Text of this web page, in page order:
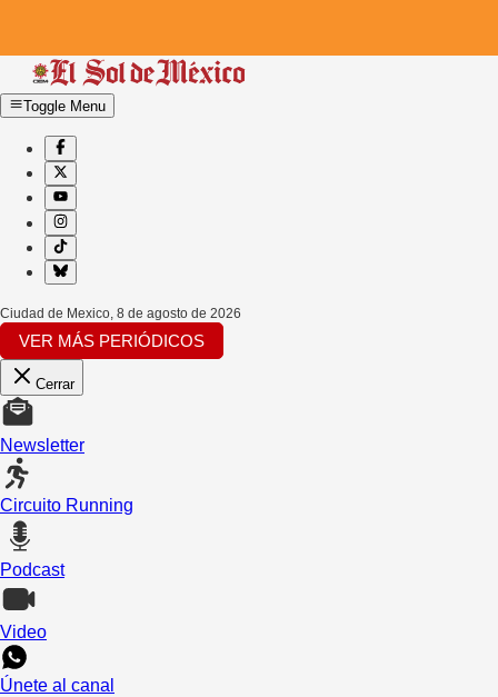
Toggle Menu
Ciudad de Mexico, 8 de agosto de 2026
VER MÁS PERIÓDICOS
Cerrar
Newsletter
Circuito Running
Podcast
Video
Únete al canal